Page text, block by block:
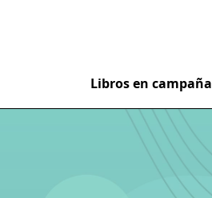
Libros en campaña